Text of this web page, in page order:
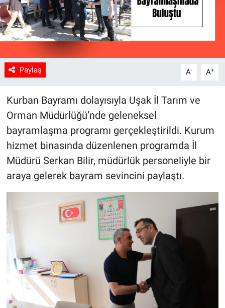
Paylaş A- A+
Kurban Bayramı dolayısıyla Uşak İl Tarım ve
Orman Müdürlüğü’nde geleneksel
bayramlaşma programı gerçekleştirildi. Kurum
hizmet binasında düzenlenen programda İl
Müdürü Serkan Bilir, müdürlük personeliyle bir
araya gelerek bayram sevincini paylaştı.